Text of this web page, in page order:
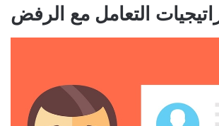
التعامل مع الرفض